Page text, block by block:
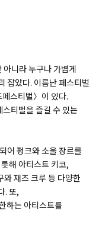
니라 누구나 가볍게
잡았다. 이름난 페스티벌
스티벌〉이 있다.
티벌을 즐길 수 있는
어 펑크와 소울 장르를
해 아티스트 키코,
재즈 크루 등 다양한
. 또,
하는 아티스트를